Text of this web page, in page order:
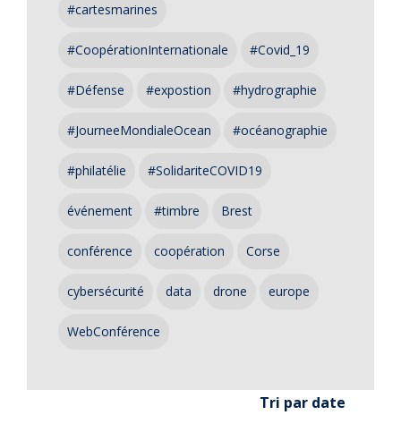
#cartesmarines
#CoopérationInternationale #Covid_19
#Défense #expostion #hydrographie
#JourneeMondialeOcean #océanographie
#philatélie #SolidariteCOVID19
événement #timbre Brest
conférence coopération Corse
cybersécurité data drone europe
WebConférence
Tri par date